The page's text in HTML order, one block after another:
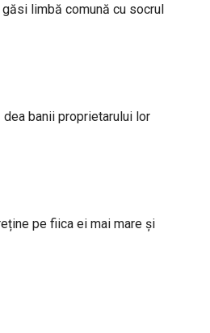
găsi limbă comună cu socrul
dea banii proprietarului lor
pe fiica ei mai mare și